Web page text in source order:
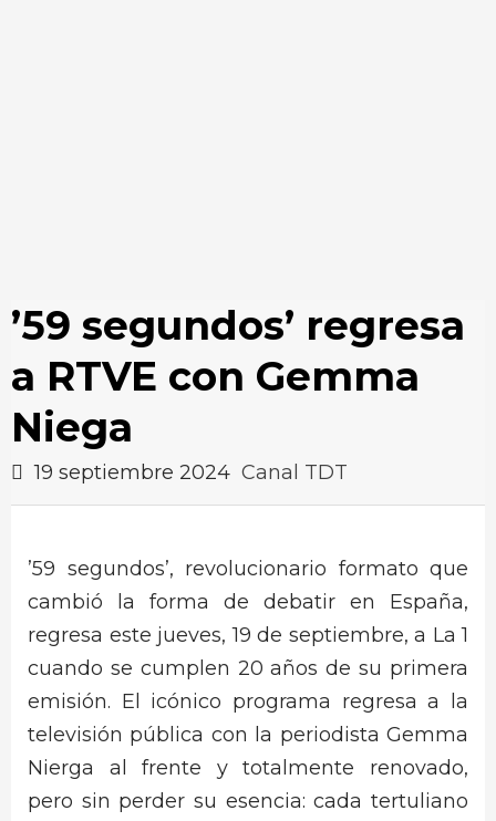
’59 segundos’ regresa
a RTVE con Gemma
Niega
19 septiembre 2024 Canal TDT
’59 segundos’, revolucionario formato que
cambió la forma de debatir en España,
regresa este jueves, 19 de septiembre, a La 1
cuando se cumplen 20 años de su primera
emisión. El icónico programa regresa a la
televisión pública con la periodista Gemma
Nierga al frente y totalmente renovado,
pero sin perder su esencia: cada tertuliano